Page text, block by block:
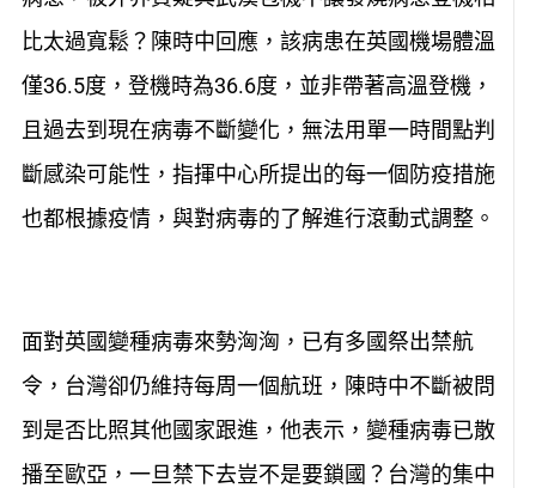
比太過寬鬆？陳時中回應，該病患在英國機場體溫
僅36.5度，登機時為36.6度，並非帶著高溫登機，
且過去到現在病毒不斷變化，無法用單一時間點判
斷感染可能性，指揮中心所提出的每一個防疫措施
也都根據疫情，與對病毒的了解進行滾動式調整。
面對英國變種病毒來勢洶洶，已有多國祭出禁航
令，台灣卻仍維持每周一個航班，陳時中不斷被問
到是否比照其他國家跟進，他表示，變種病毒已散
播至歐亞，一旦禁下去豈不是要鎖國？台灣的集中